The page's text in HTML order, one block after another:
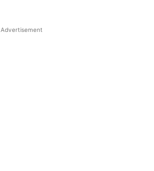
Advertisement